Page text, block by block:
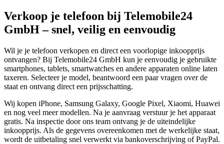
Verkoop je telefoon bij Telemobile24
GmbH – snel, veilig en eenvoudig
Wil je je telefoon verkopen en direct een voorlopige inkoopprijs
ontvangen? Bij Telemobile24 GmbH kun je eenvoudig je gebruikte
smartphones, tablets, smartwatches en andere apparaten online laten
taxeren. Selecteer je model, beantwoord een paar vragen over de
staat en ontvang direct een prijsschatting.
Wij kopen iPhone, Samsung Galaxy, Google Pixel, Xiaomi, Huawei
en nog veel meer modellen. Na je aanvraag verstuur je het apparaat
gratis. Na inspectie door ons team ontvang je de uiteindelijke
inkoopprijs. Als de gegevens overeenkomen met de werkelijke staat,
wordt de uitbetaling snel verwerkt via bankoverschrijving of PayPal.